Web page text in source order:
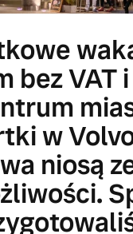
bez VAT
w
niosą